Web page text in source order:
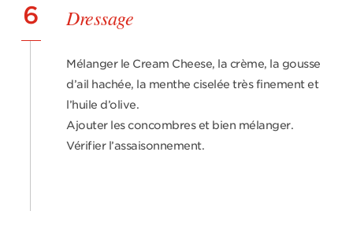
6 Dressage
Mélanger le Cream Cheese, la crème, la gousse
d’ail hachée, la menthe ciselée très finement et
l’huile d’olive.
Ajouter les concombres et bien mélanger.
Vérifier l’assaisonnement.